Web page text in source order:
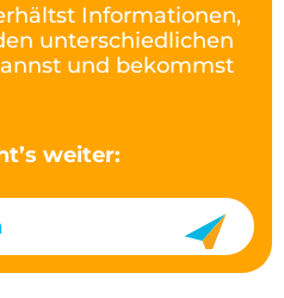
Informationen,
unterschiedlichen
und bekommst
weiter: